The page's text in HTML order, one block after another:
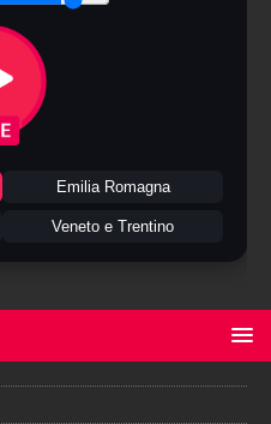
Emilia Romagna
Veneto e Trentino